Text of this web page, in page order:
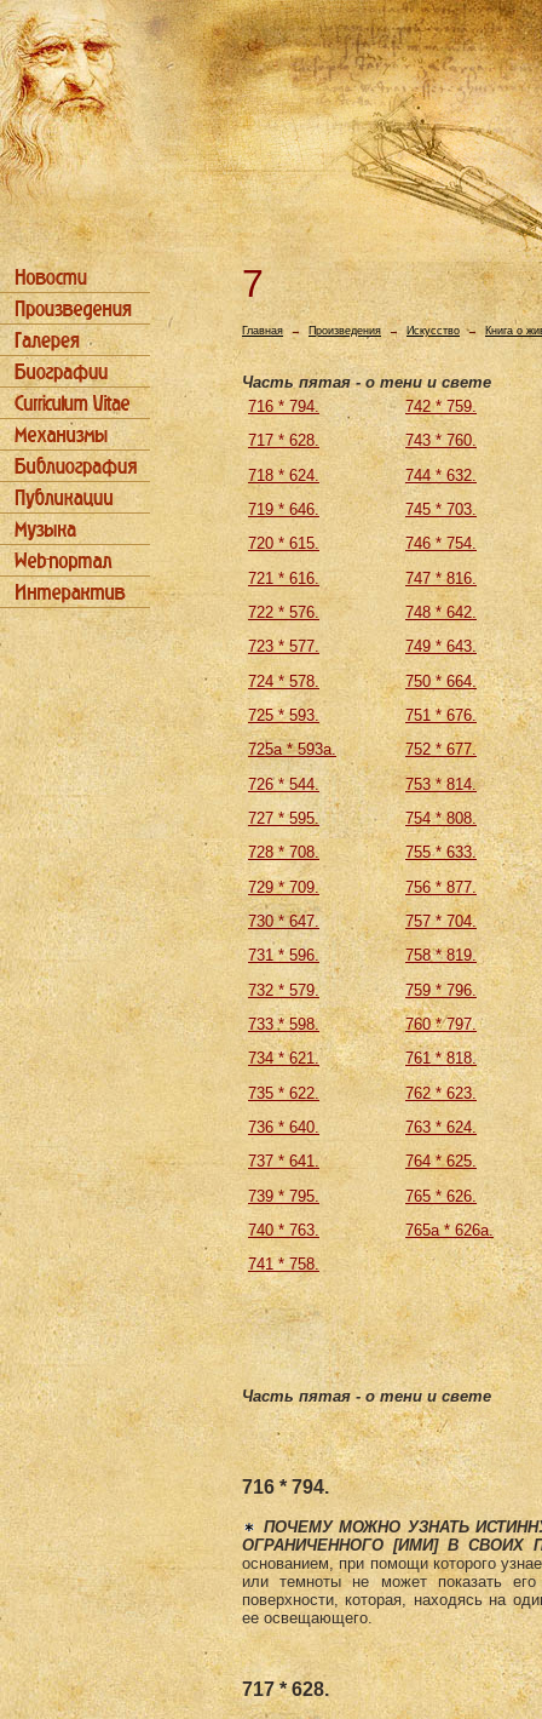
7
Главная→ Произведения → Искусство → Книга о
Часть пятая - о тени и свете
716 * 794.
717 * 628.
718 * 624.
719 * 646.
720 * 615.
721 * 616.
722 * 576.
723 * 577.
724 * 578.
725 * 593.
725а * 593а.
726 * 544.
727 * 595.
728 * 708.
729 * 709.
730 * 647.
731 * 596.
732 * 579.
733 * 598.
734 * 621.
735 * 622.
736 * 640.
737 * 641.
739 * 795.
740 * 763.
741 * 758.
742 * 759.
743 * 760.
744 * 632.
745 * 703.
746 * 754.
747 * 816.
748 * 642.
749 * 643.
750 * 664.
751 * 676.
752 * 677.
753 * 814.
754 * 808.
755 * 633.
756 * 877.
757 * 704.
758 * 819.
759 * 796.
760 * 797.
761 * 818.
762 * 623.
763 * 624.
764 * 625.
765 * 626.
765а * 626а.
Часть пятая - о тени и свете
716 * 794.
ПОЧЕМУ МОЖНО УЗНАТЬ
ОГРАНИЧЕННОГО [ИМИ] В СВОИХ
основанием, при помощи которого
или темноты не может показать
поверхности, которая, находясь на
ее освещающего.
717 * 628.